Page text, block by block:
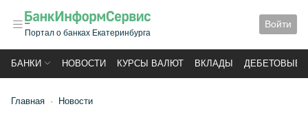
Портал о банках Екатеринбурга
Войти
БАНКИ НОВОСТИ КУРСЫ ВАЛЮТ ВКЛАДЫ ДЕБЕТОВЫЕ
Главная Новости